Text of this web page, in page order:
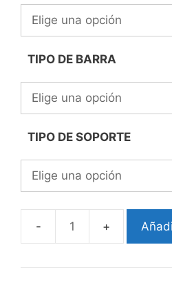
TIPO DE BARRA
TIPO DE SOPORTE
BARRAS